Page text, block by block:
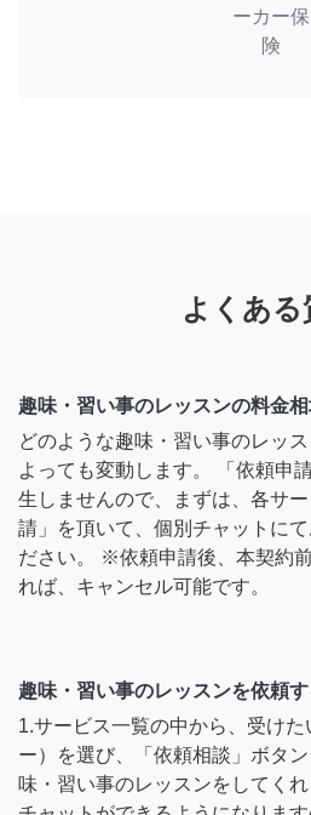
ーカー保
険
よくある
趣味・習い事のレッスンの料金相
どのような趣味・習い事のレッ
よっても変動します。 「依頼申
生しませんので、まずは、各サ
請」を頂いて、個別チャットに
ださい。 ※依頼申請後、本契約
れば、キャンセル可能です。
趣味・習い事のレッスンを依頼
1.サービス一覧の中から、受け
ー）を選び、「依頼相談」ボタ
味・習い事のレッスンをしてく